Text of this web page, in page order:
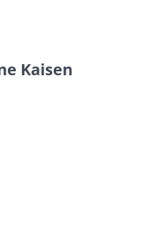
Kaisen